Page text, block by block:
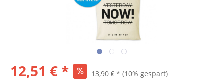
12,51 € * 13,90 € * (10% gespart)